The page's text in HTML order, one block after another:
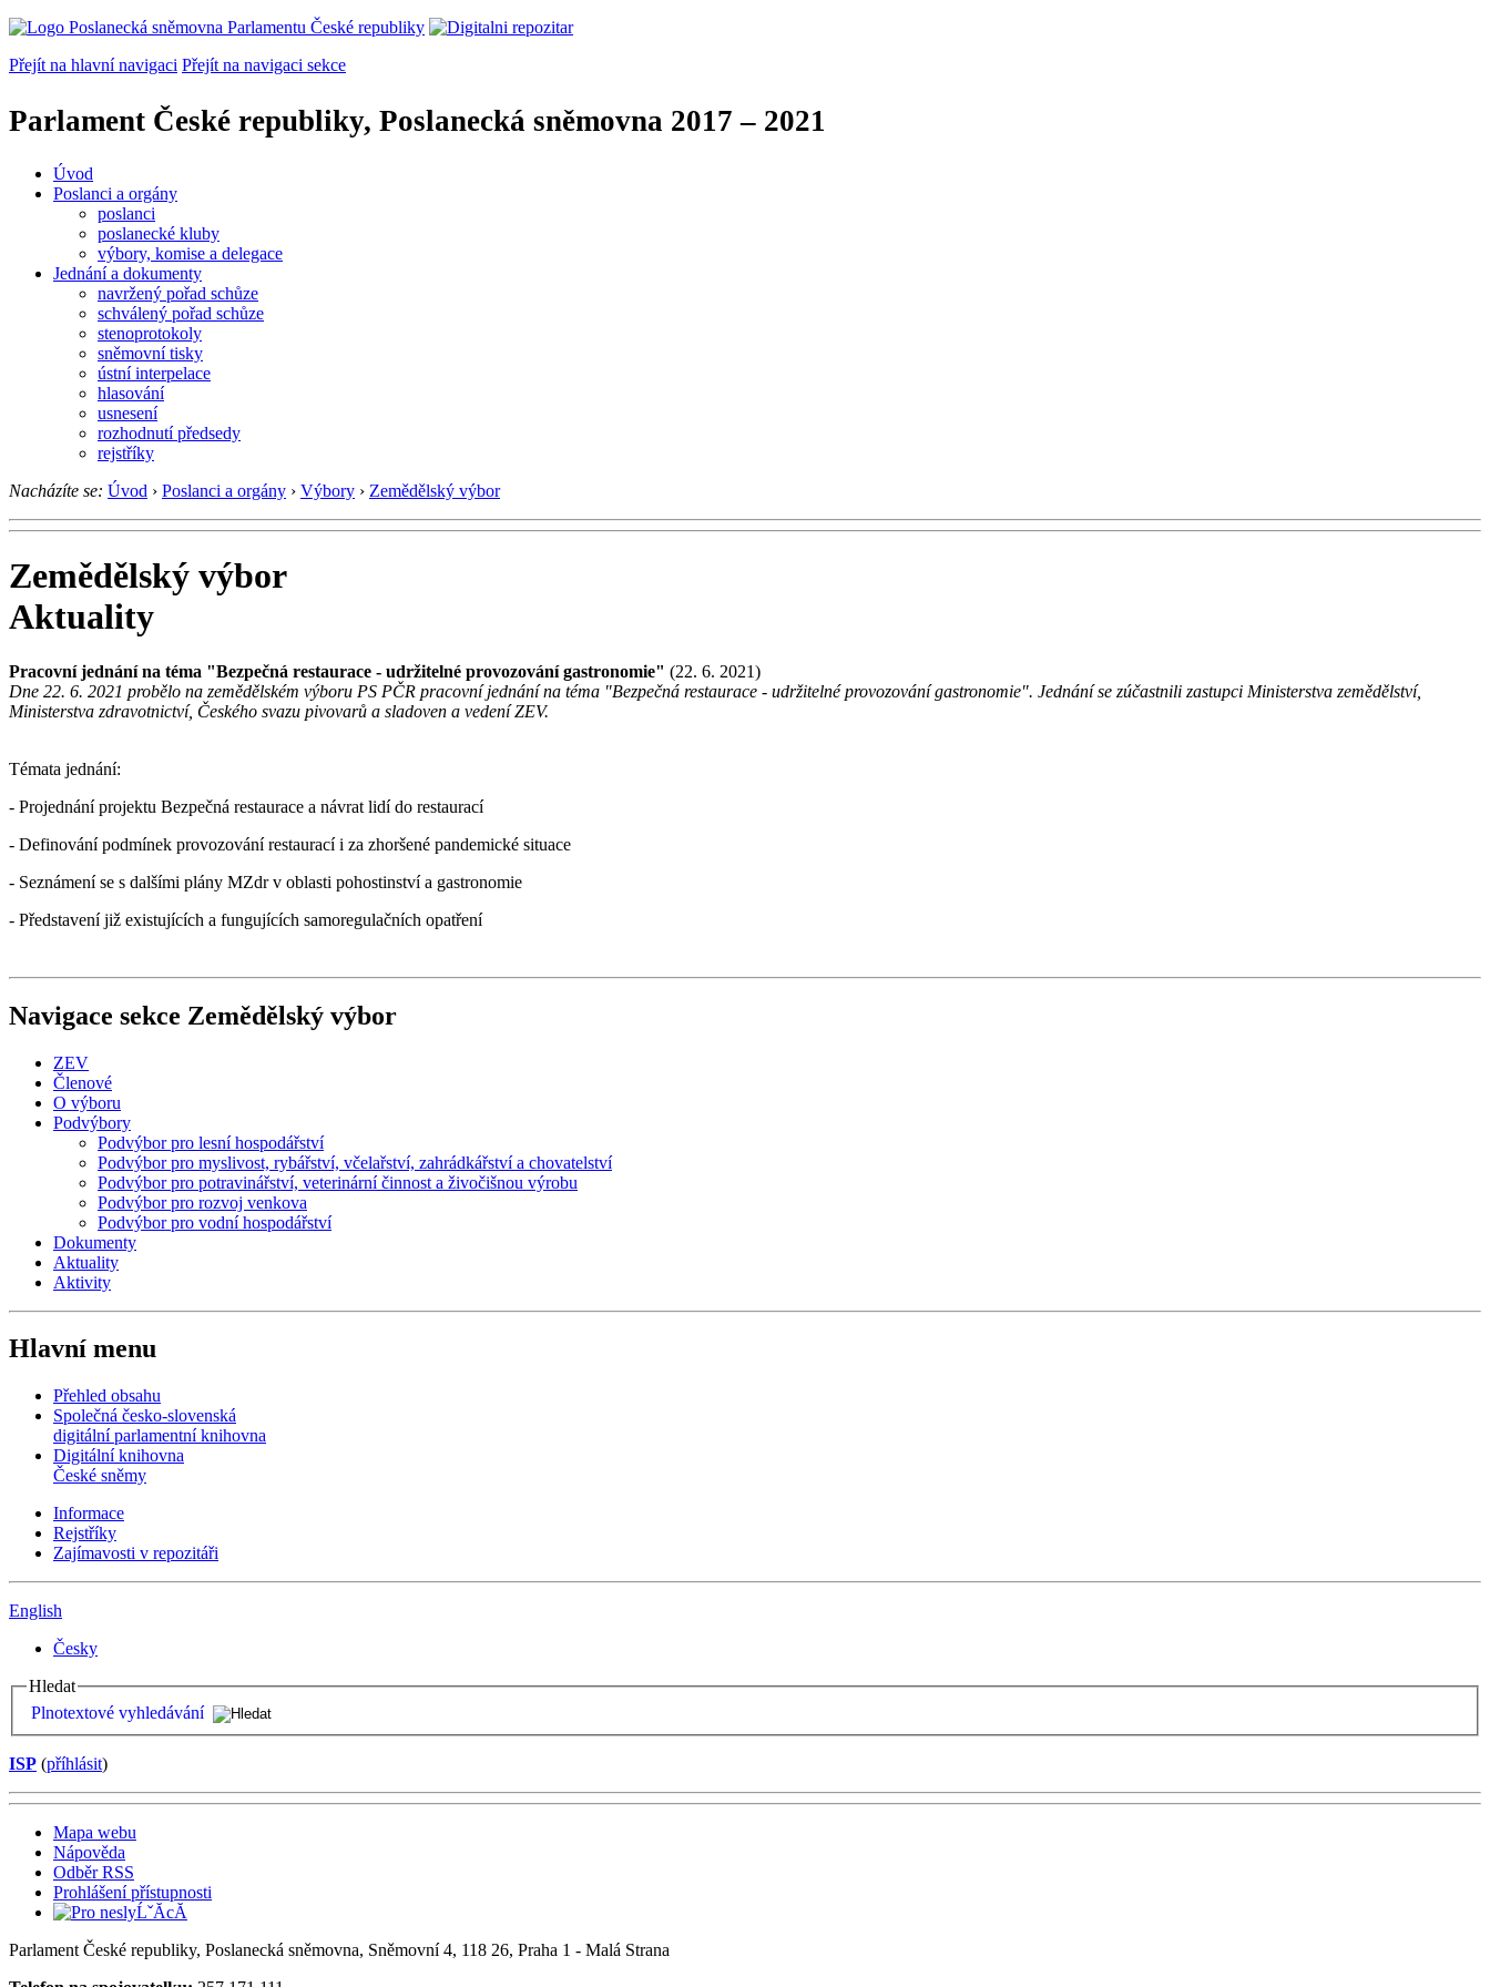
Přejít na hlavní navigaci Přejít na navigaci sekce
Parlament České republiky, Poslanecká sněmovna 2017 – 2021
Úvod
Poslanci a orgány
poslanci
poslanecké kluby
výbory, komise a delegace
Jednání a dokumenty
navržený pořad schůze
schválený pořad schůze
stenoprotokoly
sněmovní tisky
ústní interpelace
hlasování
usnesení
rozhodnutí předsedy
rejstříky
Nacházíte se: Úvod › Poslanci a orgány › Výbory › Zemědělský výbor
Zemědělský výbor
Aktuality
Pracovní jednání na téma "Bezpečná restaurace - udržitelné provozování gastronomie" (22. 6. 2021)
Dne 22. 6. 2021 probělo na zemědělském výboru PS PČR pracovní jednání na téma "Bezpečná restaurace - udržitelné provozování gastronomie". Jednání se zúčastnili zastupci Ministerstva zemědělství,
Ministerstva zdravotnictví, Českého svazu pivovarů a sladoven a vedení ZEV.
Témata jednání:
- Projednání projektu Bezpečná restaurace a návrat lidí do restaurací
- Definování podmínek provozování restaurací i za zhoršené pandemické situace
- Seznámení se s dalšími plány MZdr v oblasti pohostinství a gastronomie
- Představení již existujících a fungujících samoregulačních opatření
Navigace sekce Zemědělský výbor
ZEV
Členové
O výboru
Podvýbory
Podvýbor pro lesní hospodářství
Podvýbor pro myslivost, rybářství, včelařství, zahrádkářství a chovatelství
Podvýbor pro potravinářství, veterinární činnost a živočišnou výrobu
Podvýbor pro rozvoj venkova
Podvýbor pro vodní hospodářství
Dokumenty
Aktuality
Aktivity
Hlavní menu
Přehled obsahu
Společná česko-slovenská
digitální parlamentní knihovna
Digitální knihovna
České sněmy
Informace
Rejstříky
Zajímavosti v repozitáři
English
Česky
Hledat
Plnotextové vyhledávání
ISP (příhlásit)
Mapa webu
Nápověda
Odběr RSS
Prohlášení přístupnosti
Parlament České republiky, Poslanecká sněmovna, Sněmovní 4, 118 26, Praha 1 - Malá Strana